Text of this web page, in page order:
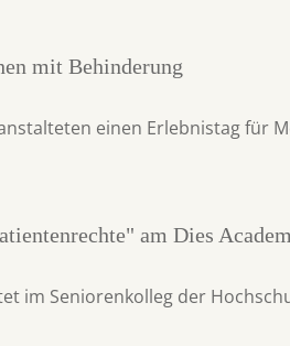
mit Behinderung
einen Erlebnistag für
am Dies
im Seniorenkolleg der